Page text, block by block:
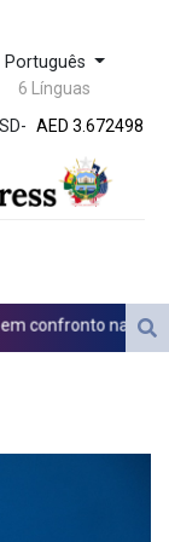
Português
6 Línguas
-
ZWL 321.999592
AED 3.672498
AED 3.672498
AFN
ALL 80.950045
AMD
na Argentina